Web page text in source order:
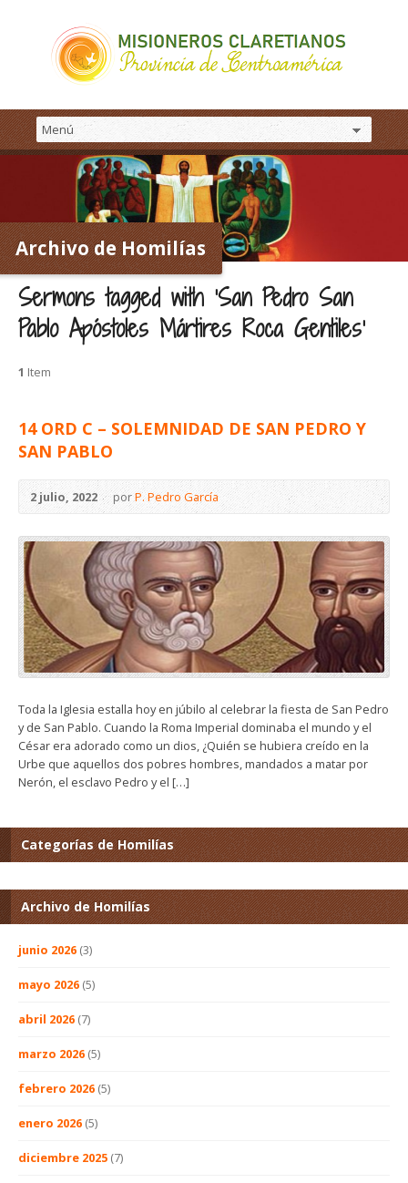
Archivo de Homilías
Sermons tagged with ‘San Pedro San
Pablo Apóstoles Mártires Roca Gentiles’
1 Item
14 ORD C – SOLEMNIDAD DE SAN PEDRO Y
SAN PABLO
2 julio, 2022 porP. Pedro García
Toda la Iglesia estalla hoy en júbilo al celebrar la fiesta de San Pedro
y de San Pablo. Cuando la Roma Imperial dominaba el mundo y el
César era adorado como un dios, ¿Quién se hubiera creído en la
Urbe que aquellos dos pobres hombres, mandados a matar por
Nerón, el esclavo Pedro y el […]
Categorías de Homilías
Archivo de Homilías
junio 2026 (3)
mayo 2026 (5)
abril 2026 (7)
marzo 2026 (5)
febrero 2026 (5)
enero 2026 (5)
diciembre 2025 (7)